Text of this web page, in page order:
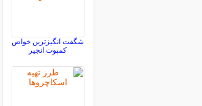
شگفت انگیزترین خواص
کمپوت انجیر